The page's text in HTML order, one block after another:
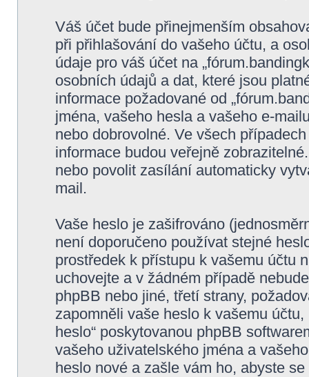
Váš účet bude přinejmenším
při přihlašování do vašeho účtu, a
údaje pro váš účet na
osobních údajů a dat, které jsou
informace požadované od
jména, vašeho hesla a vašeho e-
nebo dobrovolné. Ve všech
informace budou veřejně
nebo povolit zasílání automaticky
mail.
Vaše heslo je zašifrováno
není doporučeno používat stejné
prostředek k přístupu k vašemu účtu
uchovejte a v žádném případě
phpBB nebo jiné, třetí strany,
zapomněli vaše heslo k vašemu
heslo“ poskytovanou phpBB
vašeho uživatelského jména a
heslo nové a zašle vám ho, abyste